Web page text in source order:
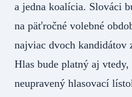
a jedna koalícia. Slováci
na päťročné volebné
najviac dvoch kandidátov
Hlas bude platný aj
neupravený hlasovací